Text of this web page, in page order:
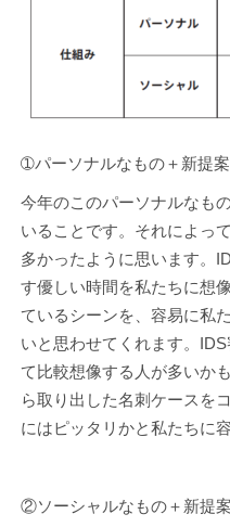
➀パーソナルなもの＋新提案
今年のこのパーソナルなも
いることです。それによっ
多かったように思います。
す優しい時間を私たちに想
ているシーンを、容易に私
いと思わせてくれます。
て比較想像する人が多いか
ら取り出した名刺ケースを
にはピッタリかと私たちに
②ソーシャルなもの＋新提案